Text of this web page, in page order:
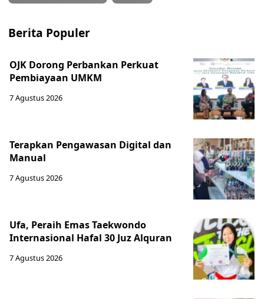
Berita Populer
OJK Dorong Perbankan Perkuat
Pembiayaan UMKM
7 Agustus 2026
Terapkan Pengawasan Digital dan
Manual
7 Agustus 2026
Ufa, Peraih Emas Taekwondo
Internasional Hafal 30 Juz Alquran
7 Agustus 2026